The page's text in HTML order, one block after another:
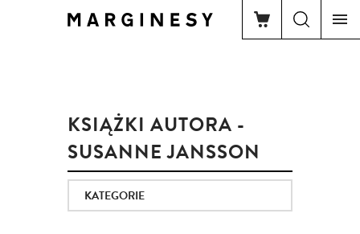
KSIĄŻKI AUTORA -
SUSANNE JANSSON
KATEGORIE